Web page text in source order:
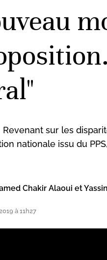
Revenant sur les
nationale issu du
Chakir Alaoui et
à 11h27